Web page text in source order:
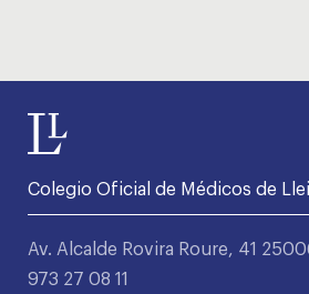
Colegio Oficial de Médicos de
Av. Alcalde Rovira Roure, 41
973 27 08 11